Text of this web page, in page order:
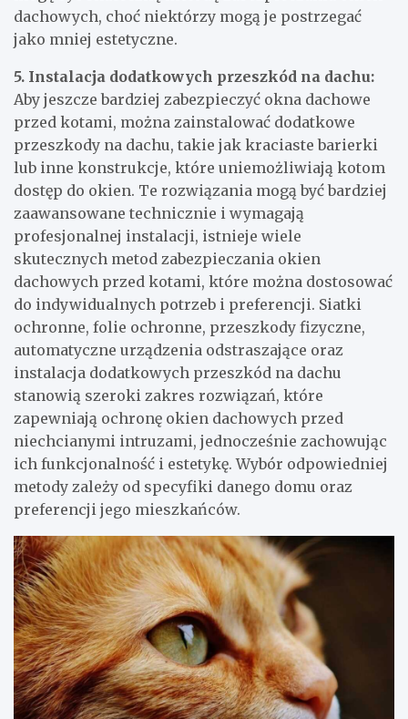
dachowych, choć niektórzy mogą je postrzegać
jako mniej estetyczne.
5. Instalacja dodatkowych przeszkód na dachu:
Aby jeszcze bardziej zabezpieczyć okna dachowe
przed kotami, można zainstalować dodatkowe
przeszkody na dachu, takie jak kraciaste barierki
lub inne konstrukcje, które uniemożliwiają kotom
dostęp do okien. Te rozwiązania mogą być bardziej
zaawansowane technicznie i wymagają
profesjonalnej instalacji, istnieje wiele
skutecznych metod zabezpieczania okien
dachowych przed kotami, które można dostosować
do indywidualnych potrzeb i preferencji. Siatki
ochronne, folie ochronne, przeszkody fizyczne,
automatyczne urządzenia odstraszające oraz
instalacja dodatkowych przeszkód na dachu
stanowią szeroki zakres rozwiązań, które
zapewniają ochronę okien dachowych przed
niechcianymi intruzami, jednocześnie zachowując
ich funkcjonalność i estetykę. Wybór odpowiedniej
metody zależy od specyfiki danego domu oraz
preferencji jego mieszkańców.